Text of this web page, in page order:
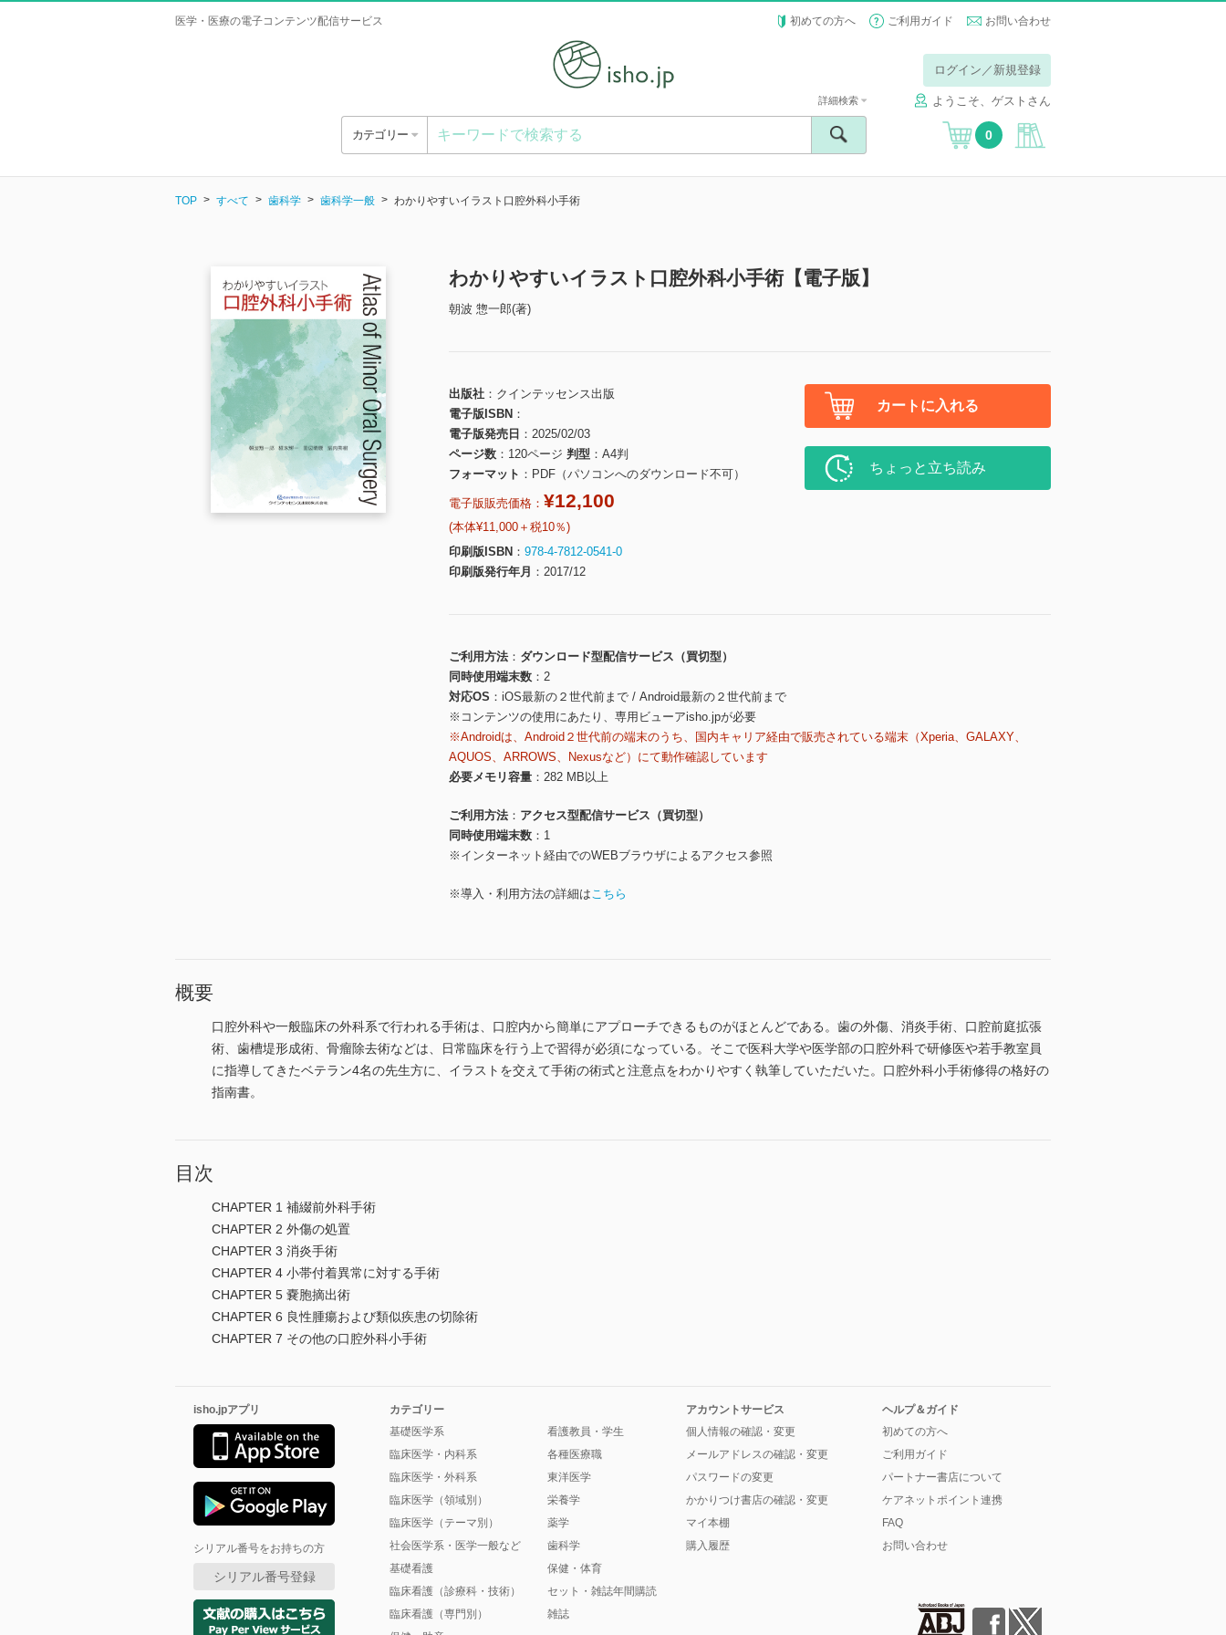
医学・医療の電子コンテンツ配信サービス 初めての方へ ご利用ガイド お問い合わせ
ログイン／新規登録
ようこそ、ゲストさん
カテゴリー
詳細検索
0
TOP すべて 歯科学 歯科学一般 わかりやすいイラスト口腔外科小手術
わかりやすいイラスト口腔外科小手術【電子版】
朝波 惣一郎(著)
出版社
クインテッセンス出版
電子版ISBN
電子版発売日
2025/02/03
ページ数
120ページ 判型
A4判
フォーマット
PDF（パソコンへのダウンロード不可）
電子版販売価格： ¥12,100
(本体¥11,000＋税10％)
印刷版ISBN
978-4-7812-0541-0
印刷版発行年月
2017/12
カートに入れる
ちょっと立ち読み
ご利用方法
ダウンロード型配信サービス（買切型）
同時使用端末数
2
対応OS
iOS最新の２世代前まで / Android最新の２世代前まで
※コンテンツの使用にあたり、専用ビューアisho.jpが必要
※Androidは、Android２世代前の端末のうち、国内キャリア経由で販売されている端末（Xperia、GALAXY、
AQUOS、ARROWS、Nexusなど）にて動作確認しています
必要メモリ容量
282 MB以上
ご利用方法
アクセス型配信サービス（買切型）
同時使用端末数
1
※インターネット経由でのWEBブラウザによるアクセス参照
※導入・利用方法の詳細はこちら
概要
口腔外科や一般臨床の外科系で行われる手術は、口腔内から簡単にアプローチできるものがほとんどである。歯の外傷、消炎手術、口腔前庭拡張
術、歯槽堤形成術、骨瘤除去術などは、日常臨床を行う上で習得が必須になっている。そこで医科大学や医学部の口腔外科で研修医や若手教室員
に指導してきたベテラン4名の先生方に、イラストを交えて手術の術式と注意点をわかりやすく執筆していただいた。口腔外科小手術修得の格好の
指南書。
目次
CHAPTER 1 補綴前外科手術
CHAPTER 2 外傷の処置
CHAPTER 3 消炎手術
CHAPTER 4 小帯付着異常に対する手術
CHAPTER 5 嚢胞摘出術
CHAPTER 6 良性腫瘍および類似疾患の切除術
CHAPTER 7 その他の口腔外科小手術
isho.jpアプリ
シリアル番号をお持ちの方
シリアル番号登録
カテゴリー
基礎医学系
臨床医学・内科系
臨床医学・外科系
臨床医学（領域別）
臨床医学（テーマ別）
社会医学系・医学一般など
基礎看護
臨床看護（診療科・技術）
臨床看護（専門別）
看護教員・学生
各種医療職
東洋医学
栄養学
薬学
歯科学
保健・体育
セット・雑誌年間購読
雑誌
アカウントサービス
個人情報の確認・変更
メールアドレスの確認・変更
パスワードの変更
かかりつけ書店の確認・変更
マイ本棚
購入履歴
ヘルプ＆ガイド
初めての方へ
ご利用ガイド
パートナー書店について
ケアネットポイント連携
FAQ
お問い合わせ